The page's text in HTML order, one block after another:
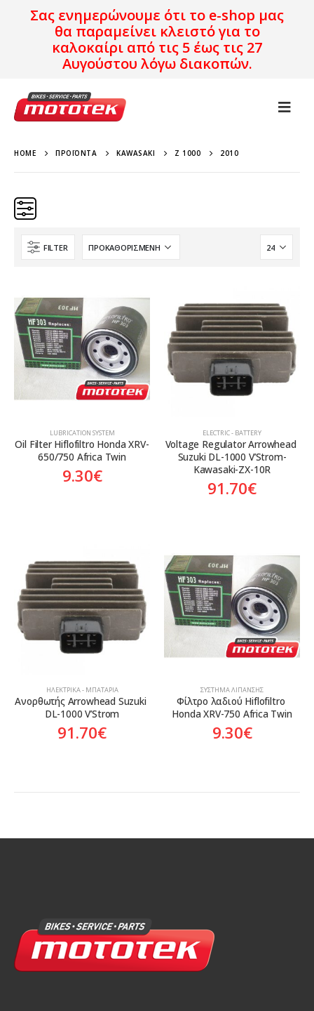
Σας ενημερώνουμε ότι το e-shop μας
θα παραμείνει κλειστό για το
καλοκαίρι από τις 5 έως τις 27
Αυγούστου λόγω διακοπών.
HOME ΠΡΟΪΌΝΤΑ KAWASAKI Z 1000 2010
Κατηγορίες
Προϊόν Προέλευση
Aftermarket Aftermarket
FILTER
LUBRICATION SYSTEM
Oil Filter Hiflofiltro Honda XRV-
650/750 Africa Twin
9.30€
ELECTRIC - BATTERY
Voltage Regulator Arrowhead
Suzuki DL-1000 V’Strom-
Kawasaki-ZX-10R
91.70€
ΗΛΕΚΤΡΙΚΆ - ΜΠΑΤΑΡΊΑ
Ανορθωτής Arrowhead Suzuki
DL-1000 V’Strom
91.70€
ΣΎΣΤΗΜΑ ΛΊΠΑΝΣΗΣ
Φίλτρο λαδιού Hiflofiltro
Honda XRV-750 Africa Twin
9.30€